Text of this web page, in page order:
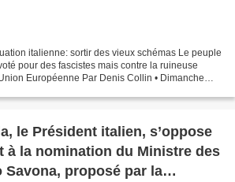
italienne: sortir des vieux schémas Le peuple
pour des fascistes mais contre la ruineuse
Européenne Par Denis Collin • Dimanche
le Président italien, s’oppose
du Ministre des
Savona, proposé par la